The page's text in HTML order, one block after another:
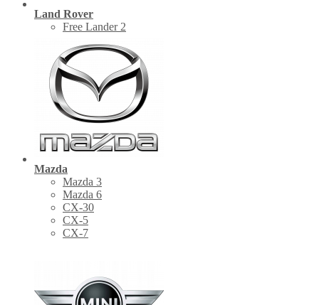
Land Rover
Free Lander 2
Mazda
Mazda 3
Mazda 6
CX-30
СХ-5
CX-7